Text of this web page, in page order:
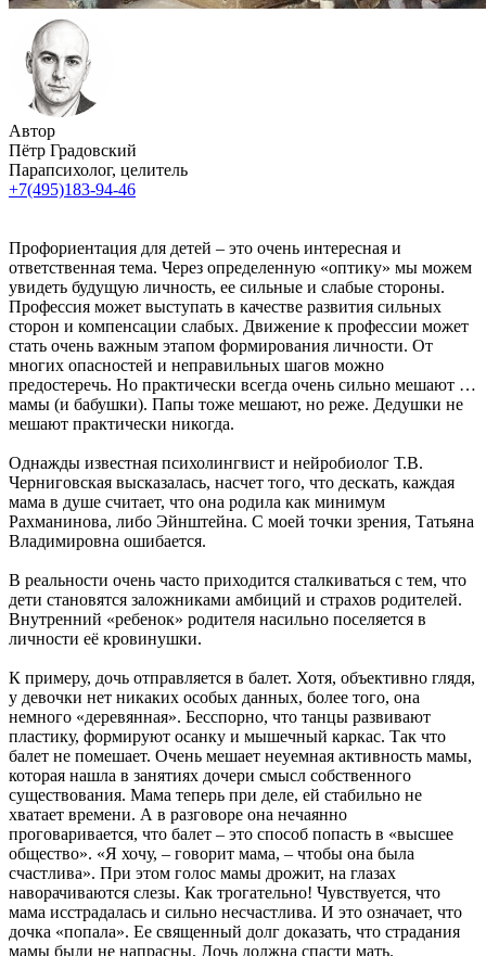
Автор
Пётр Градовский
Парапсихолог, целитель
+7(495)183-94-46
Профориентация для детей – это очень интересная и
ответственная тема. Через определенную «оптику» мы можем
увидеть будущую личность, ее сильные и слабые стороны.
Профессия может выступать в качестве развития сильных
сторон и компенсации слабых. Движение к профессии может
стать очень важным этапом формирования личности. От
многих опасностей и неправильных шагов можно
предостеречь. Но практически всегда очень сильно мешают …
мамы (и бабушки). Папы тоже мешают, но реже. Дедушки не
мешают практически никогда.
Однажды известная психолингвист и нейробиолог Т.В.
Черниговская высказалась, насчет того, что дескать, каждая
мама в душе считает, что она родила как минимум
Рахманинова, либо Эйнштейна. С моей точки зрения, Татьяна
Владимировна ошибается.
В реальности очень часто приходится сталкиваться с тем, что
дети становятся заложниками амбиций и страхов родителей.
Внутренний «ребенок» родителя насильно поселяется в
личности её кровинушки.
К примеру, дочь отправляется в балет. Хотя, объективно глядя,
у девочки нет никаких особых данных, более того, она
немного «деревянная». Бесспорно, что танцы развивают
пластику, формируют осанку и мышечный каркас. Так что
балет не помешает. Очень мешает неуемная активность мамы,
которая нашла в занятиях дочери смысл собственного
существования. Мама теперь при деле, ей стабильно не
хватает времени. А в разговоре она нечаянно
проговаривается, что балет – это способ попасть в «высшее
общество». «Я хочу, – говорит мама, – чтобы она была
счастлива». При этом голос мамы дрожит, на глазах
наворачиваются слезы. Как трогательно! Чувствуется, что
мама исстрадалась и сильно несчастлива. И это означает, что
дочка «попала». Ее священный долг доказать, что страдания
мамы были не напрасны. Дочь должна спасти мать.